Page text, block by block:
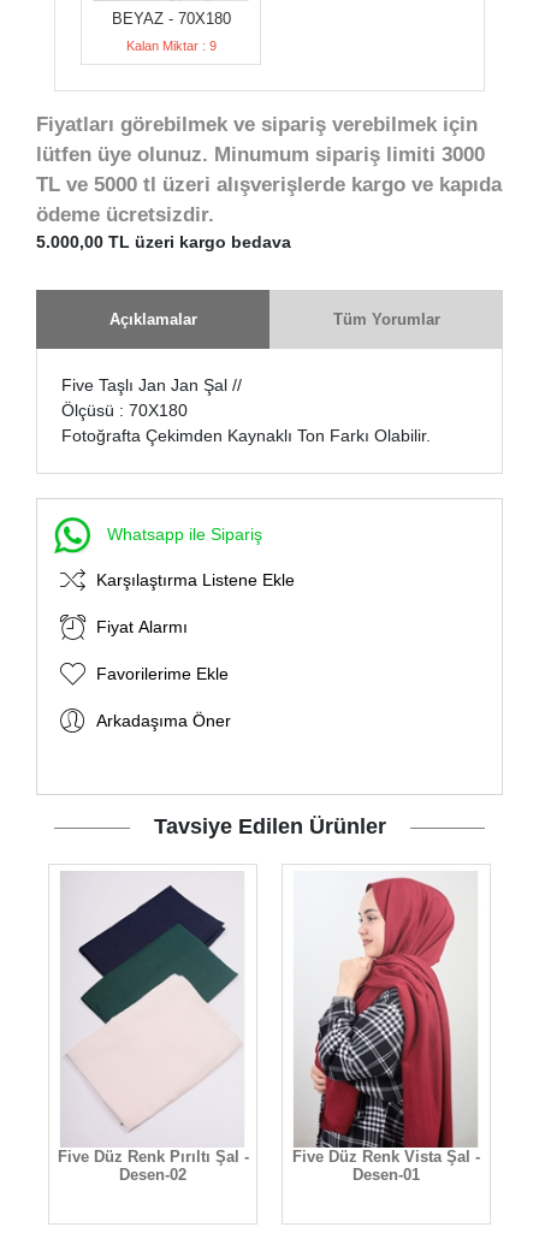
BEYAZ - 70X180
Kalan Miktar : 9
Fiyatları görebilmek ve sipariş verebilmek için
lütfen üye olunuz. Minumum sipariş limiti 3000
TL ve 5000 tl üzeri alışverişlerde kargo ve kapıda
ödeme ücretsizdir.
5.000,00 TL üzeri kargo bedava
Açıklamalar Tüm Yorumlar
Five Taşlı Jan Jan Şal //
Ölçüsü : 70X180
Fotoğrafta Çekimden Kaynaklı Ton Farkı Olabilir.
Whatsapp ile Sipariş
Karşılaştırma Listene Ekle
Fiyat Alarmı
Favorilerime Ekle
Arkadaşıma Öner
Tavsiye Edilen Ürünler
Five Düz Renk Pırıltı Şal -
Desen-02
Five Düz Renk Vista Şal -
Desen-01